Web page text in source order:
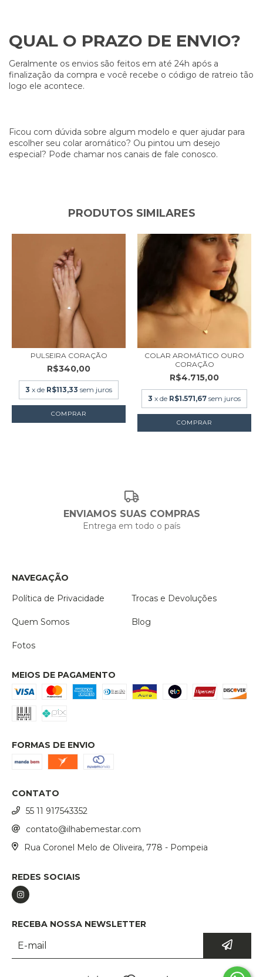
QUAL O PRAZO DE ENVIO?
Geralmente os envios são feitos em até 24h após a
finalização da compra e você recebe o código de ratreio tão
logo ele acontece.
Ficou com dúvida sobre algum modelo e quer ajudar para
escolher seu colar aromático? Ou pintou um desejo
especial? Pode chamar nos canais de fale conosco.
PRODUTOS SIMILARES
PULSEIRA CORAÇÃO
R$340,00
3 x de R$113,33 sem juros
COLAR AROMÁTICO OURO
CORAÇÃO
R$4.715,00
3 x de R$1.571,67 sem juros
ENVIAMOS SUAS COMPRAS
Entrega em todo o país
NAVEGAÇÃO
Política de Privacidade
Trocas e Devoluções
Quem Somos Blog
Fotos
MEIOS DE PAGAMENTO
FORMAS DE ENVIO
CONTATO
55 11 917543352
contato@ilhabemestar.com
Rua Coronel Melo de Oliveira, 778 - Pompeia
REDES SOCIAIS
RECEBA NOSSA NEWSLETTER